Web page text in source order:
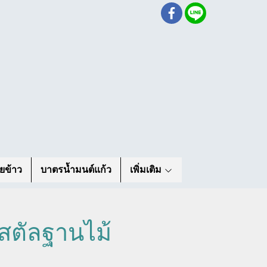
ข้าว บาตรน้ำมนต์แก้ว เพิ่มเติม
ตัลฐานไม้